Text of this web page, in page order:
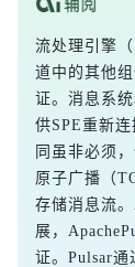
流处理引擎
道中的其他
证。消息系
供SPE重新
同虽非必须
原子广播（
存储消息流
展，
证。Pulsar